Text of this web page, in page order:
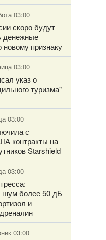
03:00
скоро будут
денежные
признаку
03:00
указ о
туризма"
03:00
с
контракты на
Starshield
03:00
шум более 50 дБ
и
03:00